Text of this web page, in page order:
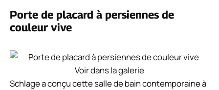
Porte de placard à persiennes de
couleur vive
Voir dans la galerie
Schlage a conçu cette salle de bain contemporaine à